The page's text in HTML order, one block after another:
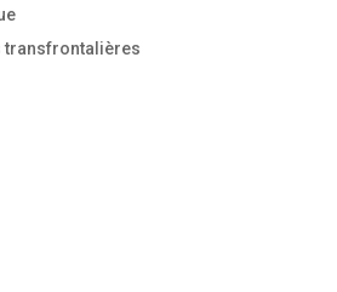
transfrontalières